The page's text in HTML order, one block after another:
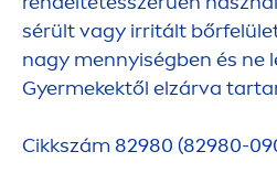
sérült vagy irritált
nagy mennyiségben és ne
Gyermekektől elzárva
Cikkszám 82980 (82980-